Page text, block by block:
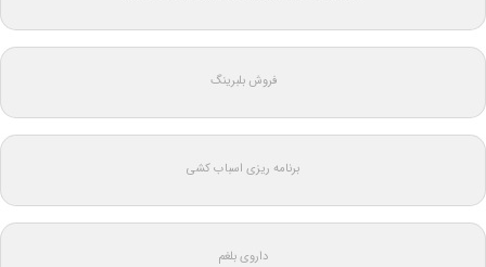
فروش بلبرینگ
برنامه ریزی اسباب کشی
داروی بلغم